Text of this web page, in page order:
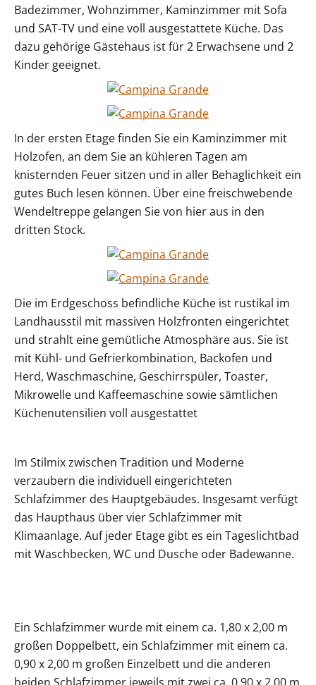
Badezimmer, Wohnzimmer, Kaminzimmer mit Sofa
und SAT-TV und eine voll ausgestattete Küche. Das
dazu gehörige Gästehaus ist für 2 Erwachsene und 2
Kinder geeignet.
In der ersten Etage finden Sie ein Kaminzimmer mit
Holzofen, an dem Sie an kühleren Tagen am
knisternden Feuer sitzen und in aller Behaglichkeit ein
gutes Buch lesen können. Über eine freischwebende
Wendeltreppe gelangen Sie von hier aus in den
dritten Stock.
Die im Erdgeschoss befindliche Küche ist rustikal im
Landhausstil mit massiven Holzfronten eingerichtet
und strahlt eine gemütliche Atmosphäre aus. Sie ist
mit Kühl- und Gefrierkombination, Backofen und
Herd, Waschmaschine, Geschirrspüler, Toaster,
Mikrowelle und Kaffeemaschine sowie sämtlichen
Küchenutensilien voll ausgestattet
Im Stilmix zwischen Tradition und Moderne
verzaubern die individuell eingerichteten
Schlafzimmer des Hauptgebäudes. Insgesamt verfügt
das Haupthaus über vier Schlafzimmer mit
Klimaanlage. Auf jeder Etage gibt es ein Tageslichtbad
mit Waschbecken, WC und Dusche oder Badewanne.
Ein Schlafzimmer wurde mit einem ca. 1,80 x 2,00 m
großen Doppelbett, ein Schlafzimmer mit einem ca.
0,90 x 2,00 m großen Einzelbett und die anderen